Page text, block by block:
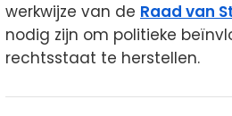
werkwijze van de Raad van
nodig zijn om politieke
rechtsstaat te herstellen.